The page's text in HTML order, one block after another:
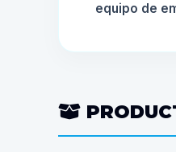
equipo de